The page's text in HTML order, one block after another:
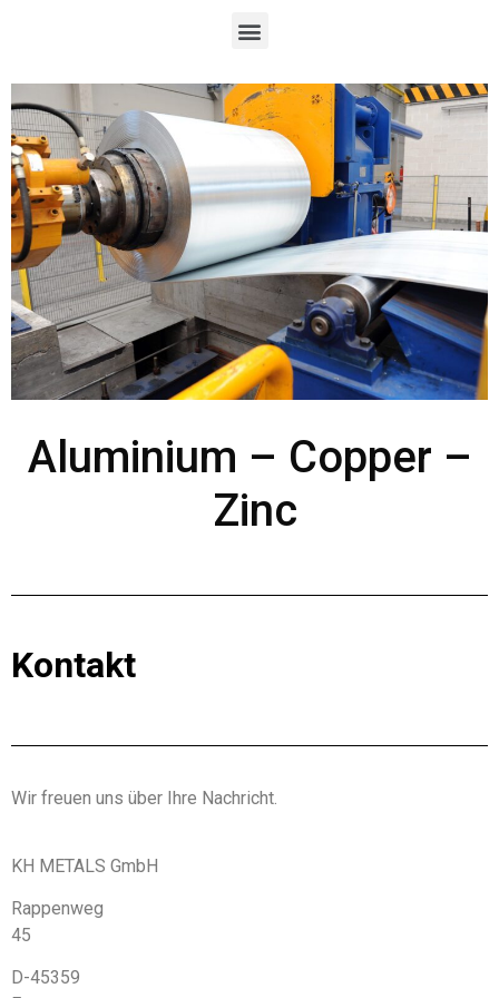
Aluminium – Copper –
Zinc
Kontakt
Wir freuen uns über Ihre Nachricht.
KH METALS GmbH
Rappenweg
45
D-45359